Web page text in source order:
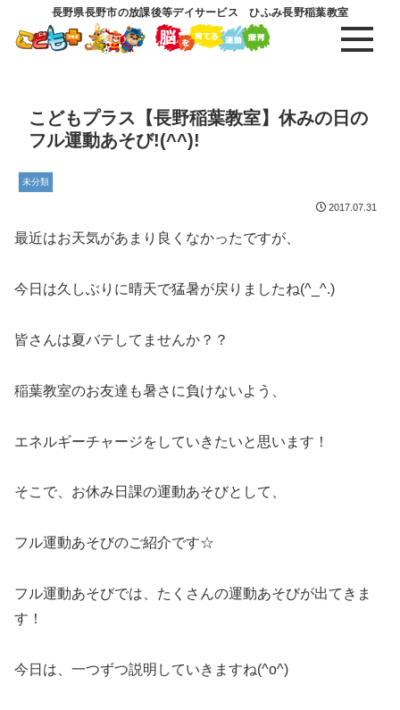
長野県長野市の放課後等デイサービス ひふみ長野稲葉教室
こどもプラス【長野稲葉教室】休みの日の
フル運動あそび!(^^)!
未分類
2017.07.31
最近はお天気があまり良くなかったですが、
今日は久しぶりに晴天で猛暑が戻りましたね(^_^.)
皆さんは夏バテしてませんか？？
稲葉教室のお友達も暑さに負けないよう、
エネルギーチャージをしていきたいと思います！
そこで、お休み日課の運動あそびとして、
フル運動あそびのご紹介です☆
フル運動あそびでは、たくさんの運動あそびが出てきま
す！
今日は、一つずつ説明していきますね(^o^)